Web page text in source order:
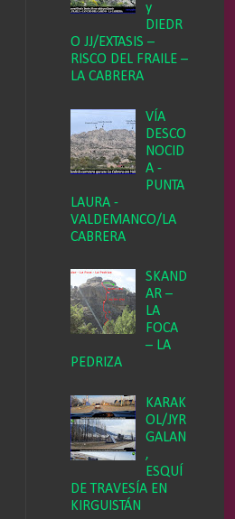
y
DIEDR
O JJ/EXTASIS –
RISCO DEL FRAILE –
LA CABRERA
VÍA
DESCO
NOCID
A -
PUNTA
LAURA -
VALDEMANCO/LA
CABRERA
SKAND
AR –
LA
FOCA
– LA
PEDRIZA
KARAK
OL/JYR
GALAN
,
ESQUÍ
DE TRAVESÍA EN
KIRGUISTÁN